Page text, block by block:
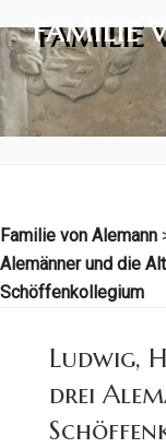
Inhalt
springen
FAMILIE
Familie von Alemann
Alemänner und die
Schöffenkollegium
Ludwig,
drei